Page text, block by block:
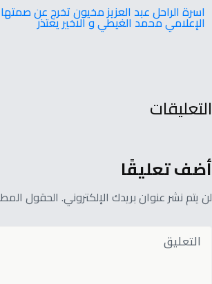
اسرة الراحل عبد العزيز مخيون تخرج عن
الإعلامي محمد الغيطي و الاخير يعتذر
التعليقات
أضف تعليقًا
لن يتم نشر عنوان بريدك الإلكتروني. الحقول